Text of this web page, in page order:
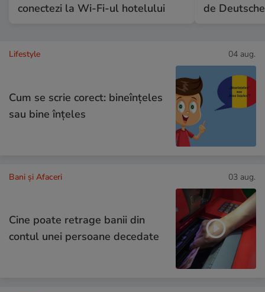
conectezi la Wi-Fi-ul hotelului
de
Lifestyle 04 aug.
Cum se scrie corect: bineînțeles
sau bine înțeles
Bani și Afaceri 03 aug.
Cine poate retrage banii din
contul unei persoane decedate